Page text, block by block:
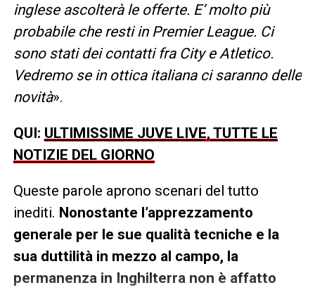
inglese ascolterà le offerte. E’ molto più
probabile che resti in Premier League. Ci
sono stati dei contatti fra City e Atletico.
Vedremo se in ottica italiana ci saranno delle
novità».
QUI: ULTIMISSIME JUVE LIVE, TUTTE LE
NOTIZIE DEL GIORNO
Queste parole aprono scenari del tutto
inediti. Nonostante l’apprezzamento
generale per le sue qualità tecniche e la
sua duttilità in mezzo al campo, la
permanenza in Inghilterra non è affatto